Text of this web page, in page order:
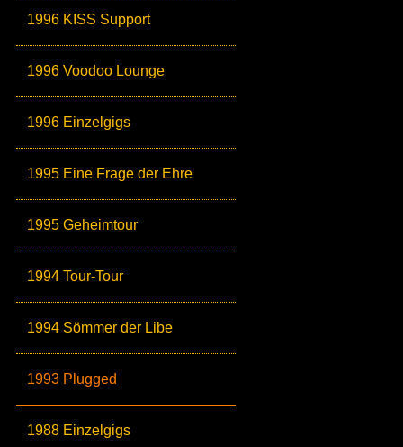
1996 KISS Support
1996 Voodoo Lounge
1996 Einzelgigs
1995 Eine Frage der Ehre
1995 Geheimtour
1994 Tour-Tour
1994 Sömmer der Libe
1993 Plugged
1988 Einzelgigs